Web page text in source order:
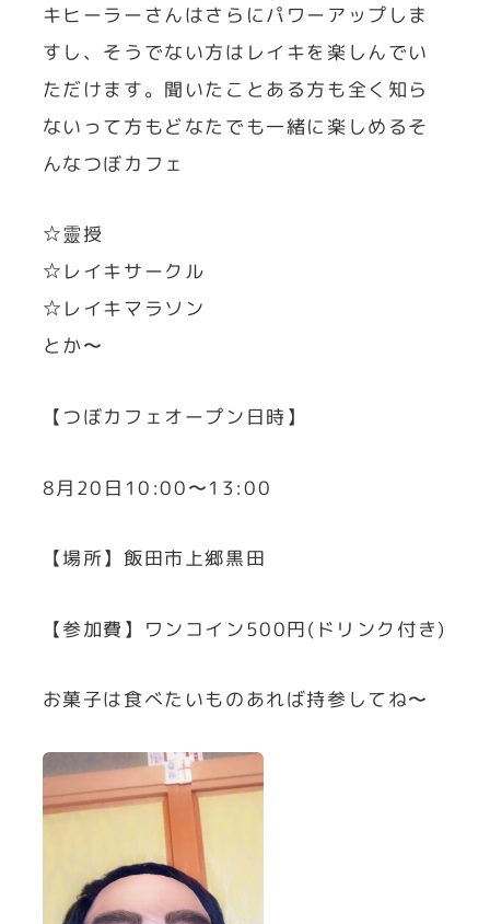
キヒーラーさんはさらにパワーアップしま
すし、そうでない方はレイキを楽しんでい
ただけます。聞いたことある方も全く知ら
ないって方もどなたでも一緒に楽しめるそ
んなつぼカフェ
☆靈授
☆レイキサークル
☆レイキマラソン
とか〜
【つぼカフェオープン日時】
8月20日10:00〜13:00
【場所】飯田市上郷黒田
【参加費】ワンコイン500円(ドリンク付き)
お菓子は食べたいものあれば持参してね〜